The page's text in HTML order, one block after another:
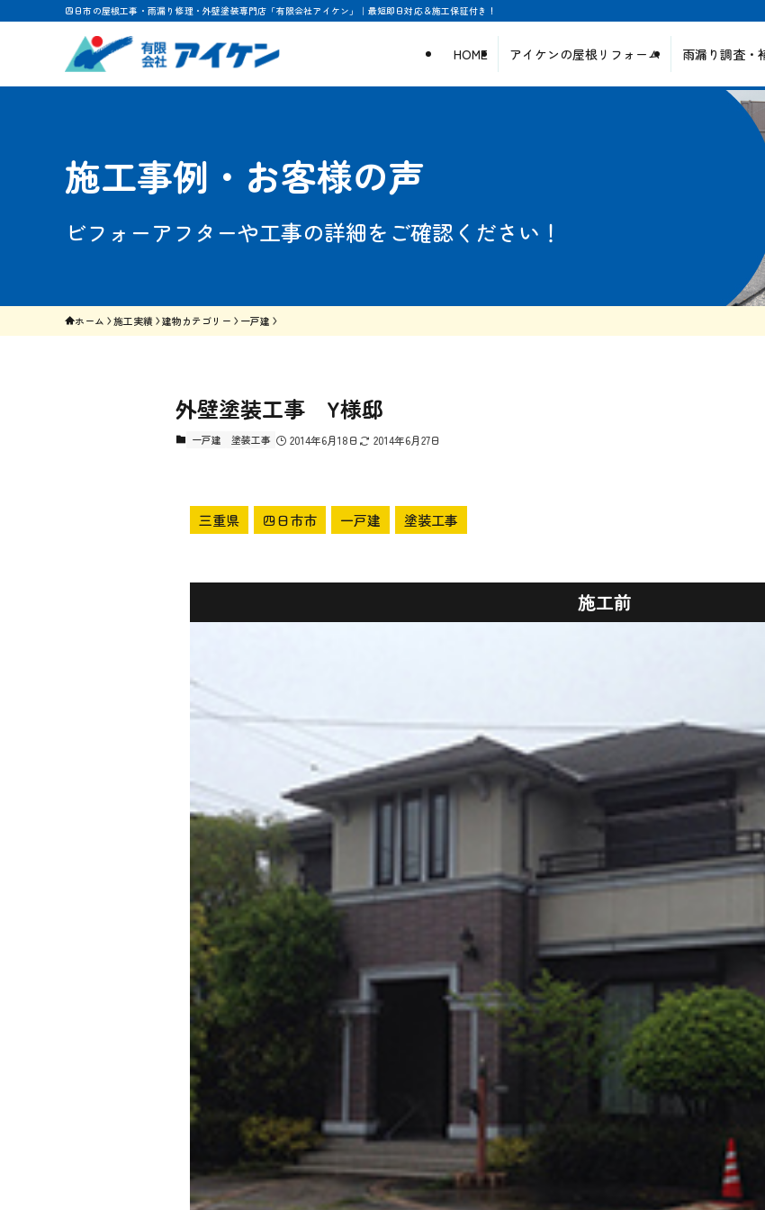
四日市の屋根工事・雨漏り修理・外壁塗装専門店「有限会社アイケン」｜最短即日対応＆施工保証付き！
HOME アイケンの屋根リフォーム 雨漏り調査・
施工事例・お客様の声
ビフォーアフターや工事の詳細をご確認ください！
ホーム 施工実績 建物カテゴリー 一戸建
外壁塗装工事 Y様邸
一戸建 塗装工事 2014年6月18日 2014年6月27日
三重県 四日市市 一戸建 塗装工事
施工前